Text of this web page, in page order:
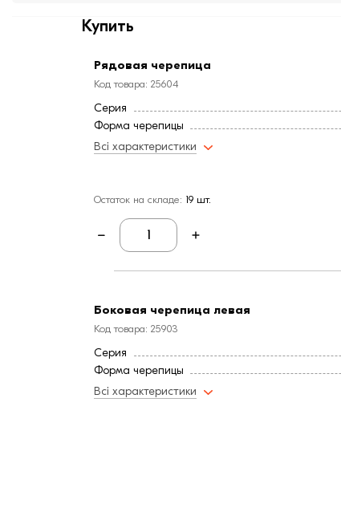
Купить
Рядовая черепица
Код товара: 25604
Серия
Форма черепицы
Всі характеристики
Остаток на складе: 19 шт.
Боковая черепица левая
Код товара: 25903
Серия
Форма черепицы
Всі характеристики